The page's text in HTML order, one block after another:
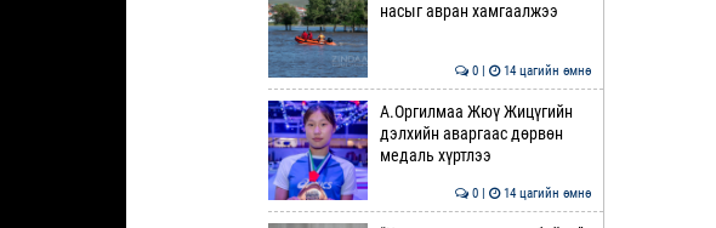
насыг авран хамгаалжээ
0 | 14 цагийн өмнө
А.Оргилмаа Жюү Жицүгийн
дэлхийн аваргаас дөрвөн
медаль хүртлээ
0 | 14 цагийн өмнө